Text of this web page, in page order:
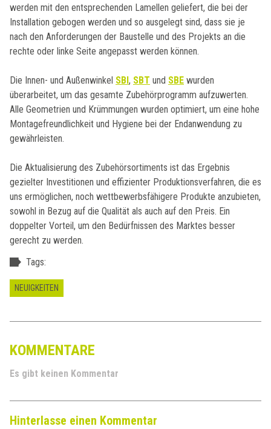
werden mit den entsprechenden Lamellen geliefert, die bei der
Installation gebogen werden und so ausgelegt sind, dass sie je
nach den Anforderungen der Baustelle und des Projekts an die
rechte oder linke Seite angepasst werden können.
Die Innen- und Außenwinkel SBI , SBT und SBE wurden
überarbeitet, um das gesamte Zubehörprogramm aufzuwerten.
Alle Geometrien und Krümmungen wurden optimiert, um eine hohe
Montagefreundlichkeit und Hygiene bei der Endanwendung zu
gewährleisten.
Die Aktualisierung des Zubehörsortiments ist das Ergebnis
gezielter Investitionen und effizienter Produktionsverfahren, die es
uns ermöglichen, noch wettbewerbsfähigere Produkte anzubieten,
sowohl in Bezug auf die Qualität als auch auf den Preis. Ein
doppelter Vorteil, um den Bedürfnissen des Marktes besser
gerecht zu werden.
Tags:
NEUIGKEITEN
KOMMENTARE
Es gibt keinen Kommentar
Hinterlasse einen Kommentar